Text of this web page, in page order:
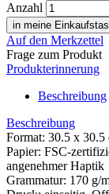
Anzahl
Auf den Merkzettel
Frage zum Produkt
Produkterinnerung
Beschreibung
Beschreibung
Format: 30.5 x 30.5
Papier: FSC-
angenehmer Haptik
Grammatur: 170 g/